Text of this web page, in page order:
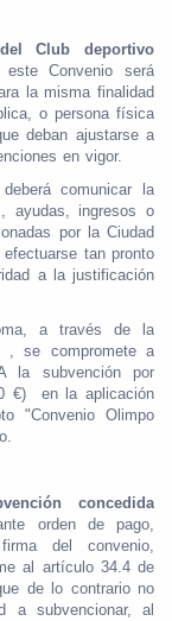
Club deportivo
Convenio será
la misma finalidad
o persona física
deban ajustarse a
en vigor.
comunicar la
ayudas, ingresos o
por la Ciudad
tan pronto
a la justificación
a través de la
, se compromete a
la subvención por
€) en la aplicación
"Convenio Olimpo
concedida
orden de pago,
del convenio,
al artículo 34.4 de
de lo contrario no
a subvencionar, al